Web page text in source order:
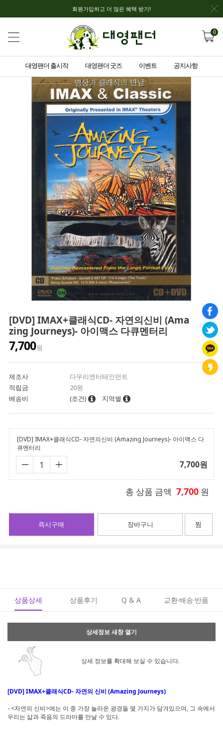
회원가입하고 더 많은 혜택 받기!
0
대영팬더 출시작 대영팬더 굿즈 이벤트 공지사항
[DVD] IMAX+클래식CD- 자연의신비 (Ama
zing Journeys)- 아이맥스 다큐멘터리
7,700원
제조사
다우리엔터테인먼트
적립금
20원
배송비
(조건) 지역별
[DVD] IMAX+클래식CD- 자연의신비 (Amazing Journeys)- 아이맥스 다
큐멘터리
7,700원
총 상품 금액 7,700 원
장바구니
즉시구매 찜
상품상세 상품후기 Q & A 교환·배송·반품
상세정보 새창 열기
상세 정보를 확대해 보실 수 있습니다.
[DVD] IMAX+클래식CD- 자연의 신비 (Amazing Journeys)
- <자연의 신비>에는 이 중 가장 놀라운 광경들 몇 가지가 담겨있으며, 그 속에서
우리는 삶과 죽음의 드라마를 만날 수 있다.